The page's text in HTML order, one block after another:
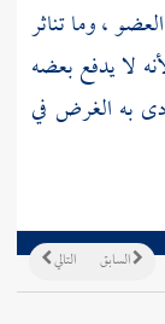
، وما تناثر
لا يدفع بعضه
به الغرض في
التالي السابق